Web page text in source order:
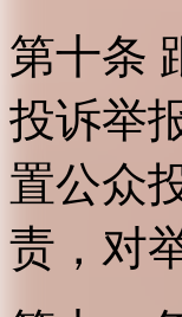
第十条
投诉举
置公众
责，对